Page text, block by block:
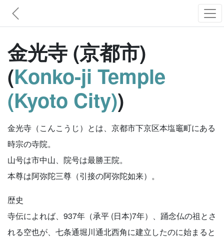
金光寺 (京都市)
(Konko-ji Temple
(Kyoto City))
金光寺（こんこうじ）とは、京都市下京区本塩竈町にある
時宗の寺院。
山号は市中山、院号は最勝王院。
本尊は阿弥陀三尊（引接の阿弥陀如来）。
歴史
寺伝によれば、937年（承平 (日本)7年）、踊念仏の祖とさ
れる空也が、七条通堀川通北西角に建立したのに始まると